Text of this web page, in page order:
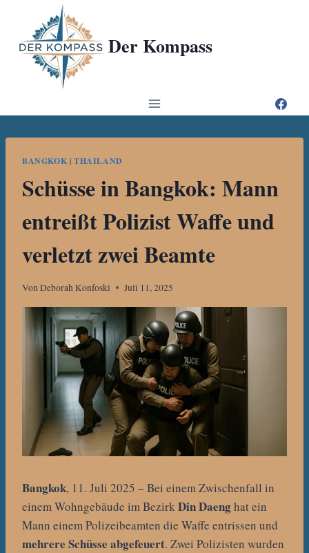
springen
Der Kompass
BANGKOK | THAILAND
Schüsse in Bangkok: Mann
entreißt Polizist Waffe und
verletzt zwei Beamte
Von Deborah Konfoski Juli 11, 2025
Bangkok, 11. Juli 2025 – Bei einem Zwischenfall in
einem Wohngebäude im Bezirk Din Daenghat ein
Mann einem Polizeibeamten die Waffe entrissen und
mehrere Schüsse abgefeuert. Zwei Polizisten wurden